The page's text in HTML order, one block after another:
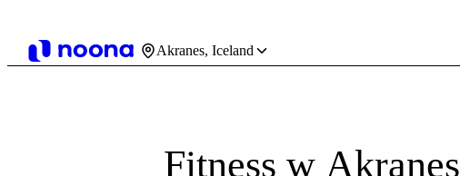
Akranes, Iceland
Fitness w Akranes